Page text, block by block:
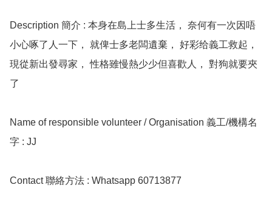
Description 簡介 : 本身在島上士多生活， 奈何有一次因唔
小心啄了人一下， 就俾士多老闆遺棄， 好彩给義工救起，
現從新出發尋家， 性格雖慢熱少少但喜歡人， 對狗就要夾
了
Name of responsible volunteer / Organisation 義工/機構名
字 : JJ
Contact 聯絡方法 : Whatsapp 60713877